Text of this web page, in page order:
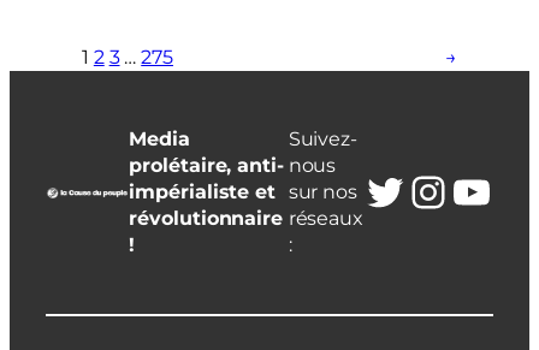
1 2 3 … 275 →
Media
prolétaire, anti-
impérialiste et
révolutionnaire
!
Suivez-
nous
sur nos
réseaux
:
Twitter